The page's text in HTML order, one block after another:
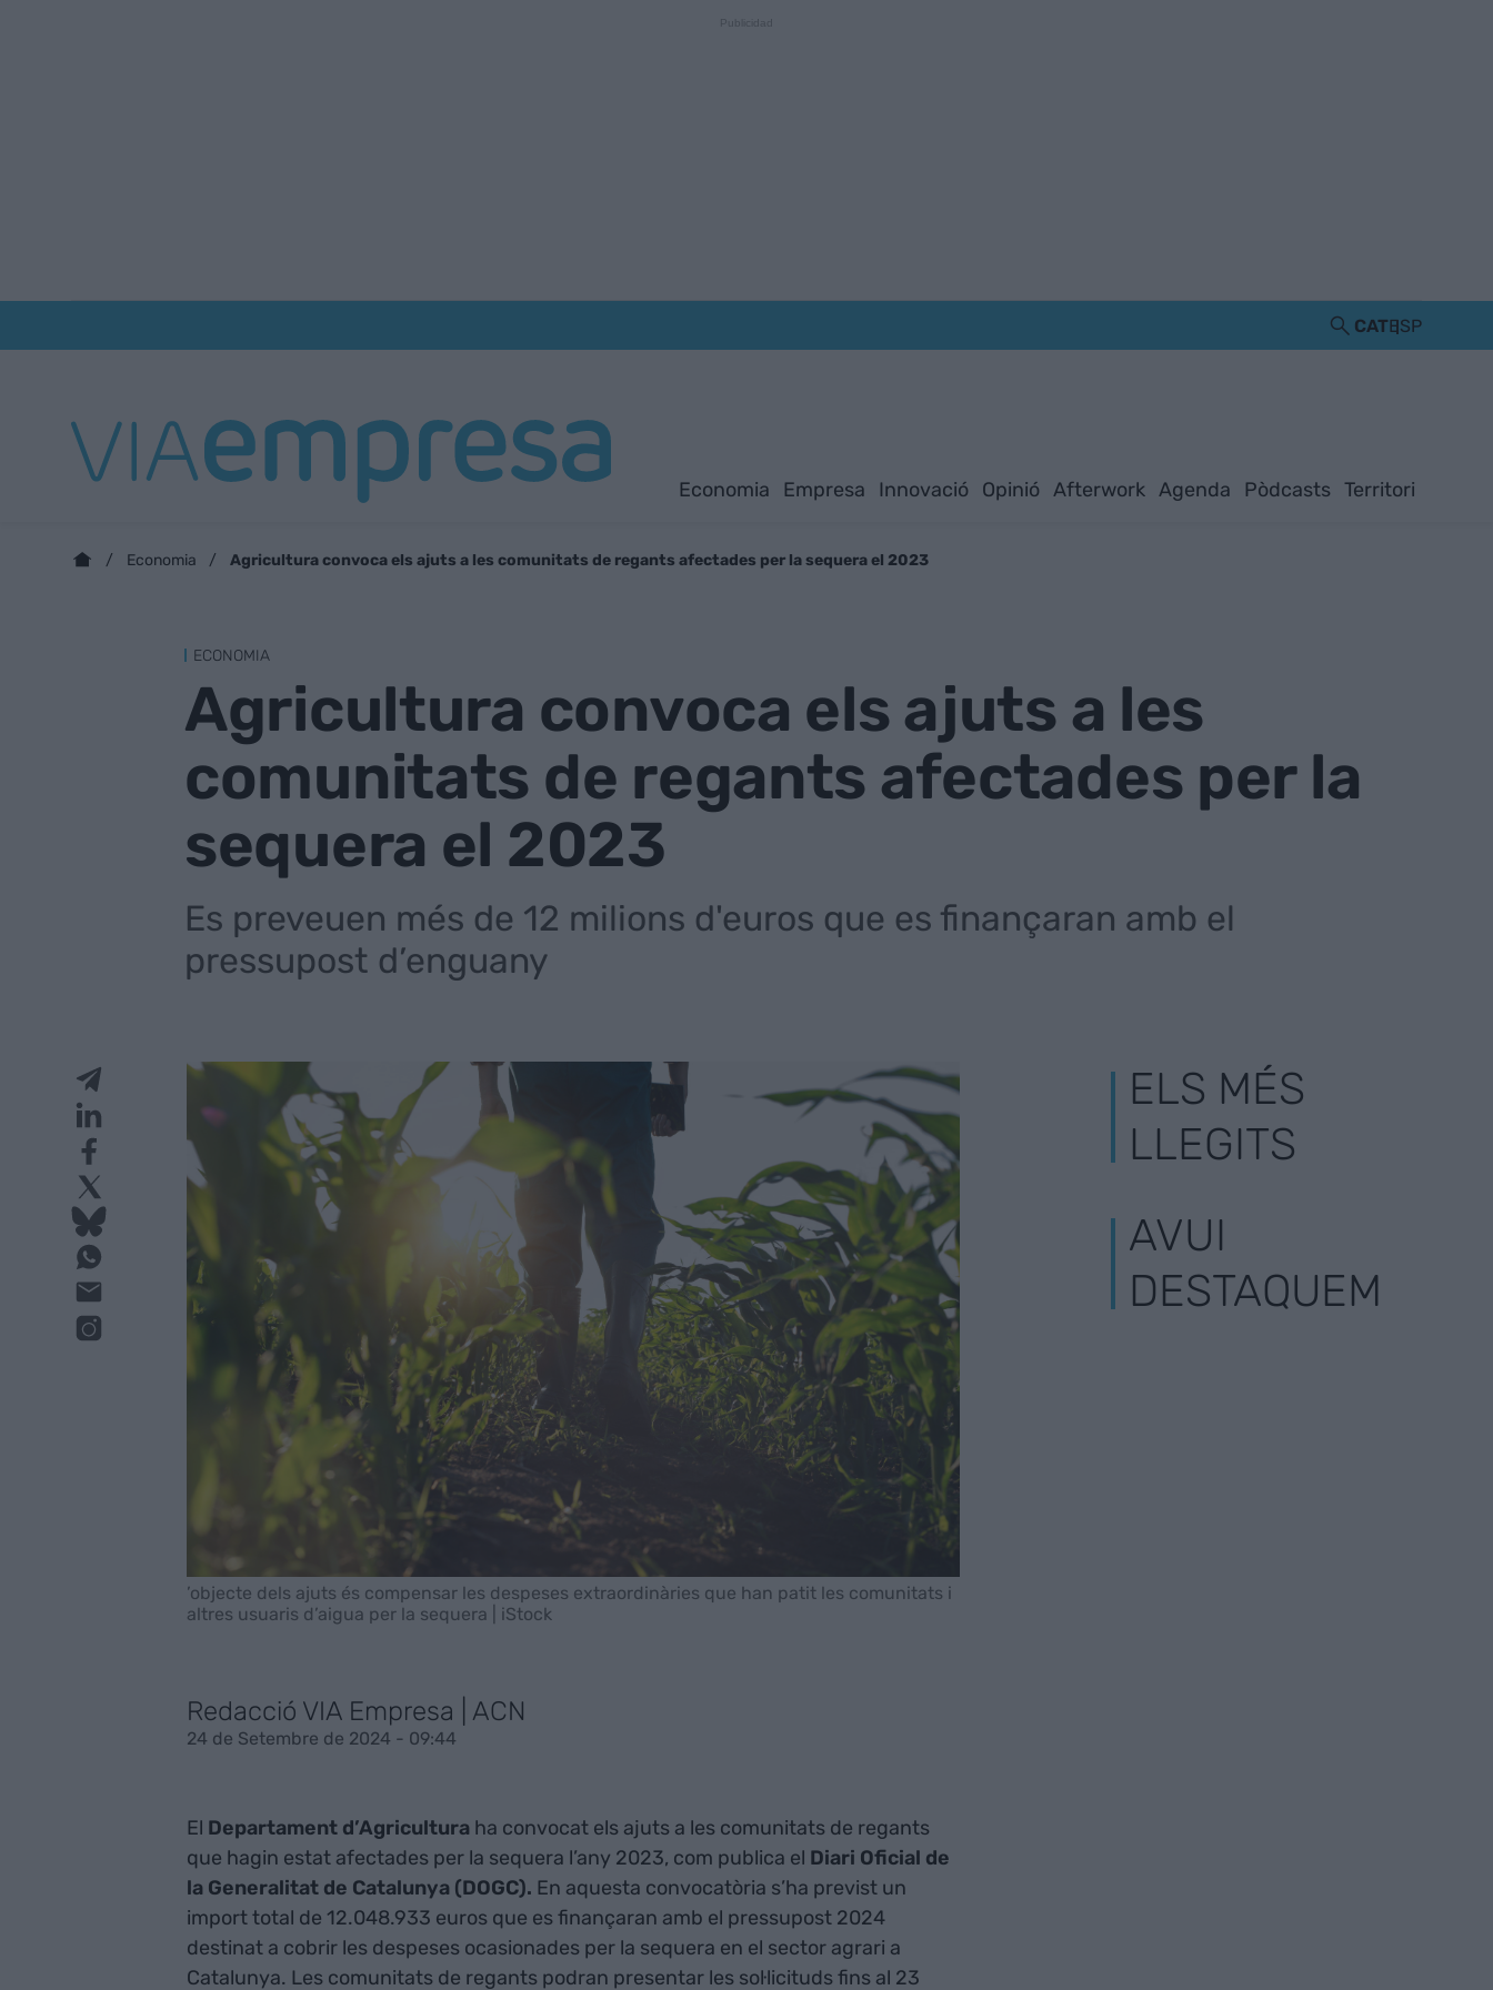
CATESP
Economia Empresa Innovació Opinió Afterwork Agenda Pòdcasts Territori
Economia Agricultura convoca els ajuts a les comunitats de regants afectades per la sequera el 2023
ECONOMIA
Agricultura convoca els ajuts a les
comunitats de regants afectades per la
sequera el 2023
Es preveuen més de 12 milions d'euros que es finançaran amb el
pressupost d’enguany
’objecte dels ajuts és compensar les despeses extraordinàries que han patit les comunitats i
altres usuaris d’aigua per la sequera | iStock
Redacció VIA Empresa | ACN
24 de Setembre de 2024 - 09:44
El Departament d’Agricultura ha convocat els ajuts a les comunitats de regants
que hagin estat afectades per la sequera l’any 2023, com publica el Diari Oficial de
la Generalitat de Catalunya (DOGC). En aquesta convocatòria s’ha previst un
import total de 12.048.933 euros que es finançaran amb el pressupost 2024
destinat a cobrir les despeses ocasionades per la sequera en el sector agrari a
Catalunya. Les comunitats de regants podran presentar les sol·licituds fins al 23
ELS MÉS
LLEGITS
AVUI
DESTAQUEM